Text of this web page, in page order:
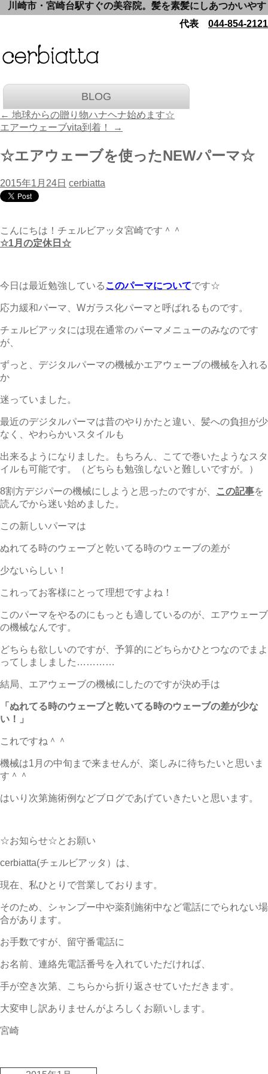
崎市・宮崎台駅すぐの美容院。髪を素髪にしあつかいやす
代表 044-854-2121
BLOG
← 地球からの贈り物ハナヘナ始めます☆
エアーウェーブvita到着！
→
☆エアウェーブを使ったNEWパーマ☆
2015年1月24日 cerbiatta
こんにちは！チェルビアッタ宮崎です＾＾
☆1月の定休日☆
今日は最近勉強しているこのパーマについてです☆
応力緩和パーマ、Wガラス化パーマと呼ばれるものです。
チェルビアッタには現在通常のパーマメニューのみなのです
が、
ずっと、デジタルパーマの機械かエアウェーブの機械を入れる
か
迷っていました。
最近のデジタルパーマは昔のやりかたと違い、髪への負担が少
なく、やわらかいスタイルも
出来るようになりました。もちろん、こてで巻いたようなスタ
イルも可能です。（どちらも勉強しないと難しいですが。）
8割方デジパーの機械にしようと思ったのですが、 この記事を
読んでから迷い始めました。
この新しいパーマは
ぬれてる時のウェーブと乾いてる時のウェーブの差が
少ないらしい！
これってお客様にとって理想ですよね！
このパーマをやるのにもっとも適しているのが、エアウェーブ
の機械なんです。
どちらも欲しいのですが、予算的にどちらかひとつなのでまよ
ってしましました…………
結局、エアウェーブの機械にしたのですが決め手は
「ぬれてる時のウェーブと乾いてる時のウェーブの差が少な
い！」
これですね＾＾
機械は1月の中旬まで来ませんが、楽しみに待ちたいと思いま
す＾＾
はいり次第施術例などブログであげていきたいと思います。
☆お知らせ☆とお願い
cerbiatta(チェルビアッタ）は、
現在、私ひとりで営業しております。
そのため、シャンプー中や薬剤施術中など電話にでられない場
合があります。
お手数ですが、留守番電話に
お名前、連絡先電話番号を入れていただければ、
手が空き次第、こちらから折り返させていただきます。
大変申し訳ありませんがよろしくお願いします。
宮崎